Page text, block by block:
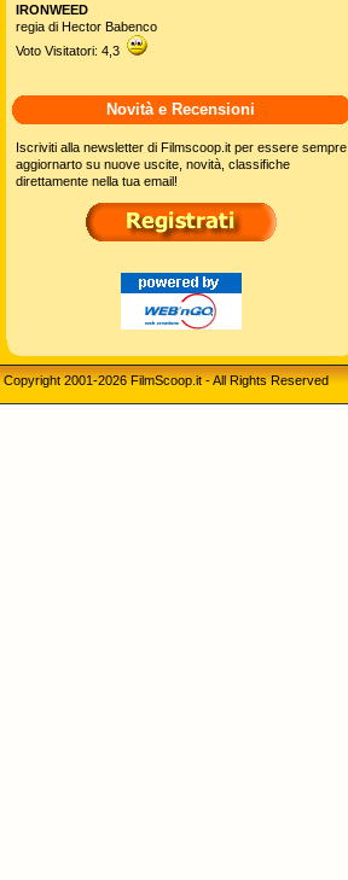
IRONWEED
regia di Hector Babenco
Voto Visitatori: 4,3
Novità e Recensioni
Iscriviti alla newsletter di Filmscoop.it per essere sempre
aggiornarto su nuove uscite, novità, classifiche
direttamente nella tua email!
Copyright 2001-2026 FilmScoop.it - All Rights Reserved